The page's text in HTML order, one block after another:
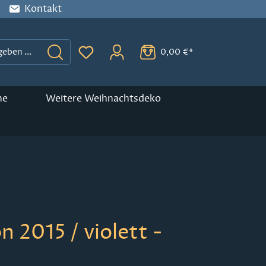
Kontakt
Du hast 0 Produkte auf dem
0,00 €*
Weitere Weihnachtsdeko
2015 / violett -